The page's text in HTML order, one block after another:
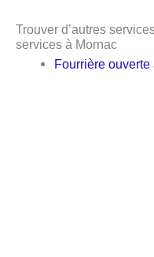
Trouver d’autres
services à Mornac
Fourrière ouverte